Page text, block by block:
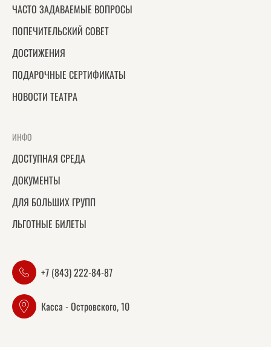
ЧАСТО ЗАДАВАЕМЫЕ ВОПРОСЫ
ПОПЕЧИТЕЛЬСКИЙ СОВЕТ
ДОСТИЖЕНИЯ
ПОДАРОЧНЫЕ СЕРТИФИКАТЫ
НОВОСТИ ТЕАТРА
ИНФО
ДОСТУПНАЯ СРЕДА
ДОКУМЕНТЫ
ДЛЯ БОЛЬШИХ ГРУПП
ЛЬГОТНЫЕ БИЛЕТЫ
+7 (843) 222-84-87
Касса - Островского, 10